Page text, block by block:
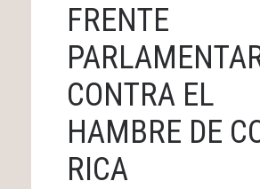
FRENTE
CONTRA EL
HAMBRE DE
RICA